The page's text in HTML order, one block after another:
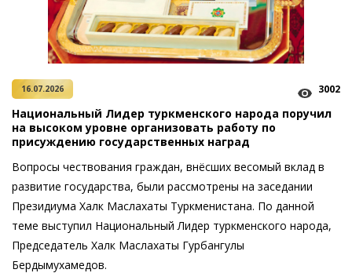
16.07.2026 3002
Национальный Лидер туркменского народа поручил
на высоком уровне организовать работу по
присуждению государственных наград
Вопросы чествования граждан, внёсших весомый вклад в
развитие государства, были рассмотрены на заседании
Президиума Халк Маслахаты Туркменистана. По данной
теме выступил Национальный Лидер туркменского народа,
Председатель Халк Маслахаты Гурбангулы
Бердымухамедов.